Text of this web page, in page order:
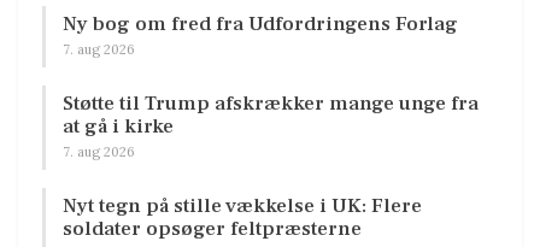
Ny bog om fred fra Udfordringens Forlag
7. aug 2026
Støtte til Trump afskrækker mange unge fra
at gå i kirke
7. aug 2026
Nyt tegn på stille vækkelse i UK: Flere
soldater opsøger feltpræsterne